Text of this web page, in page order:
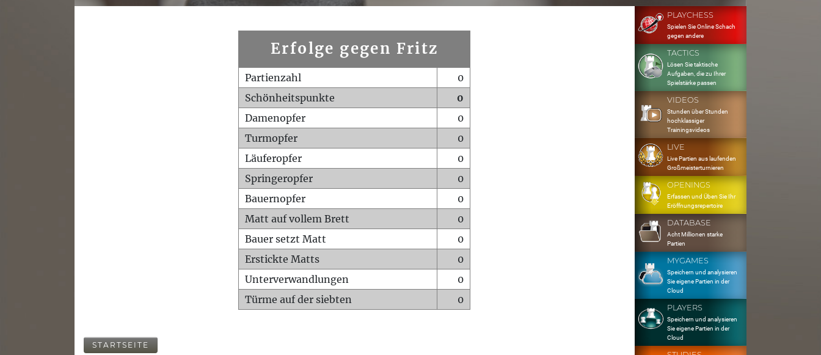
Erfolge gegen Fritz
Partienzahl
0
Schönheitspunkte
0
Damenopfer
0
Turmopfer
0
Läuferopfer
0
Springeropfer
0
Bauernopfer
0
Matt auf vollem Brett
0
Bauer setzt Matt
0
Erstickte Matts
0
Unterverwandlungen
0
Türme auf der siebten
0
STARTSEITE
PLAYCHESS
Spielen Sie Online Schach
gegen andere
TACTICS
Lösen Sie taktische
Aufgaben, die zu Ihrer
Spielstärke passen
VIDEOS
Stunden über Stunden
hochklassiger
Trainingsvideos
LIVE
Live Partien aus laufenden
Großmeisterturnieren
OPENINGS
Erfassen und Üben Sie Ihr
Eröffnungsrepertoire
DATABASE
Acht Millionen starke
Partien
MYGAMES
Speichern und analysieren
Sie eigene Partien in der
Cloud
PLAYERS
Speichern und analysieren
Sie eigene Partien in der
Cloud